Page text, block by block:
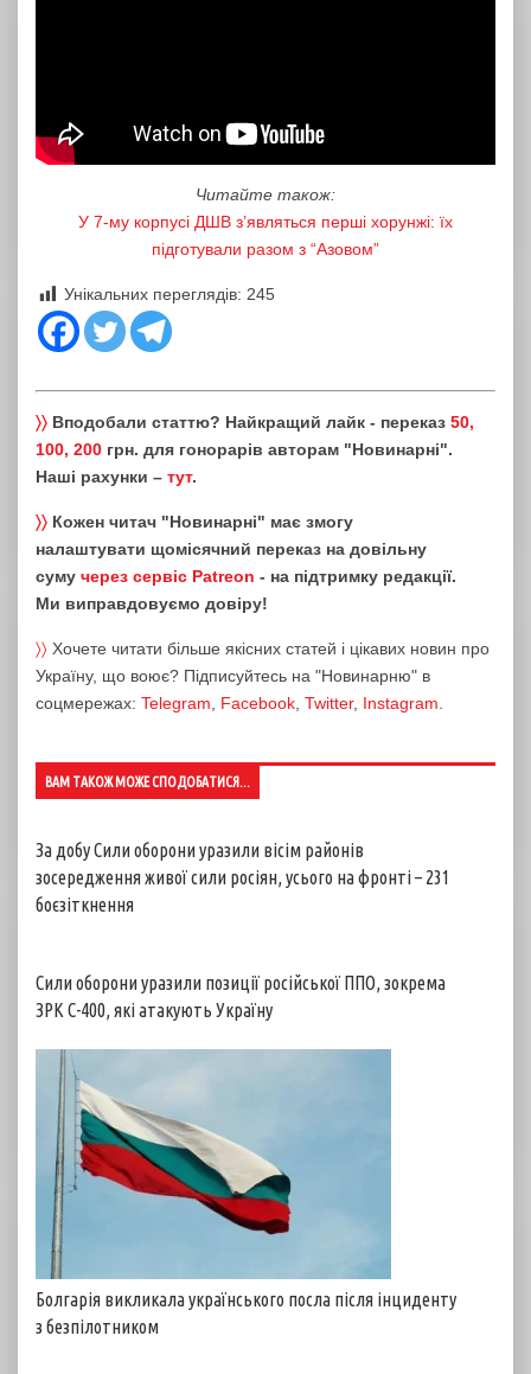
Читайте також:
У 7-му корпусі ДШВ з’являться перші хорунжі: їх
підготували разом з “Азовом”
Унікальних переглядів: 245
〉〉 Вподобали статтю? Найкращий лайк - переказ 50,
100, 200 грн. для гонорарів авторам "Новинарні".
Наші рахунки – тут.
〉〉 Кожен читач "Новинарні" має змогу
налаштувати щомісячний переказ на довільну
суму через сервіс Patreon - на підтримку редакції.
Ми виправдовуємо довіру!
〉〉 Хочете читати більше якісних статей і цікавих новин про
Україну, що воює? Підписуйтесь на "Новинарню" в
соцмережах: Telegram, Facebook, Twitter, Instagram.
ВАМ ТАКОЖ МОЖЕ СПОДОБАТИСЯ...
За добу Сили оборони уразили вісім районів
зосередження живої сили росіян, усього на фронті – 231
боєзіткнення
Сили оборони уразили позиції російської ППО, зокрема
ЗРК С-400, які атакують Україну
Болгарія викликала українського посла після інциденту
з безпілотником